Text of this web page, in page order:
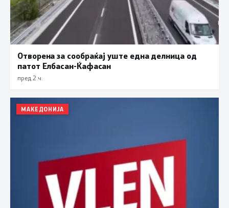
Отворена за сообраќај уште една делница од
патот Елбасан-Ќафасан
пред 2 ч.
МАКЕДОНИЈА